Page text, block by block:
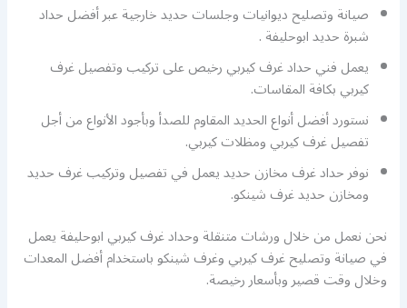
صيانة وتصليح ديوانيات وجلسات حديد خارجية عبر أفضل حداد
شبرة حديد ابوحليفة .
يعمل فني حداد غرف كيربي رخيص على تركيب وتفصيل غرف
كيربي بكافة المقاسات.
نستورد أفضل أنواع الحديد المقاوم للصدأ وبأجود الأنواع من أجل
تفصيل غرف كيربي ومظلات كيربي.
نوفر حداد غرف مخازن حديد يعمل في تفصيل وتركيب غرف حديد
ومخازن حديد غرف شينكو.
نحن نعمل من خلال ورشات متنقلة وحداد غرف كيربي ابوحليفة يعمل
في صيانة وتصليح غرف كيربي وغرف شينكو باستخدام أفضل المعدات
وخلال وقت قصير وبأسعار رخيصة.